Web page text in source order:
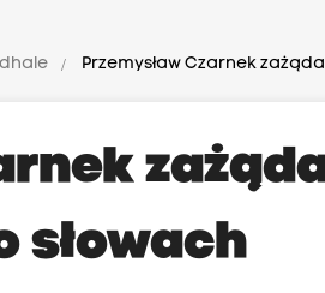
Przemysław Czarnek
słowach